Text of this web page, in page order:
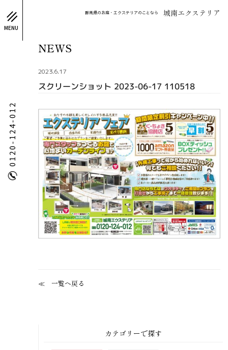
群馬県のお庭・エクステリアのことなら 城南エクステリア
MENU
0120-124-012
NEWS
2023.6.17
スクリーンショット 2023-06-17 110518
一覧へ戻る
カテゴリーで探す